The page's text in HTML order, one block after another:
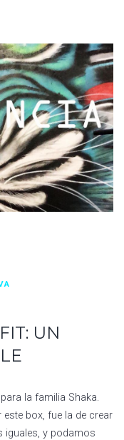
UN
la familia Shaka.
box, fue la de crear
iguales, y podamos